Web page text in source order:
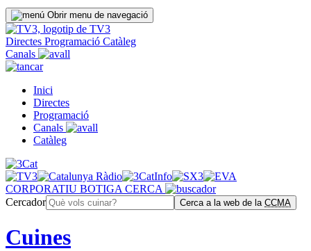
Obrir menu de navegació
Directes Programació Catàleg
Canals
Inici
Directes
Programació
Canals
Catàleg
CORPORATIU BOTIGA CERCA
Cercador
Cerca a la web de la CCMA
Cuines